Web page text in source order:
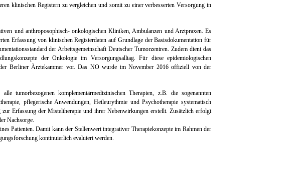
klinischen Registern zu vergleichen und somit zu einer verbesserten Versorgung in
und anthroposophisch- onkologischen Kliniken, Ambulanzen und Arztpraxen. Es
Erfassung von klinischen Registerdaten auf Grundlage der Basisdokumentation für
der Arbeitsgemeinschaft Deutscher Tumorzentren. Zudem dient das
der Onkologie im Versorgungsalltag. Für diese epidemiologischen
Berliner Ärztekammer vor. Das NO wurde im November 2016 offiziell von der
tumorbezogenen komplementärmedizinischen Therapien, z.B. die sogenannten
pflegerische Anwendungen, Heileurythmie und Psychotherapie systematisch
Erfassung der Misteltherapie und ihrer Nebenwirkungen erstellt. Zusätzlich erfolgt
Nachsorge.
Patienten. Damit kann der Stellenwert integrativer Therapiekonzepte im Rahmen der
kontinuierlich evaluiert werden.